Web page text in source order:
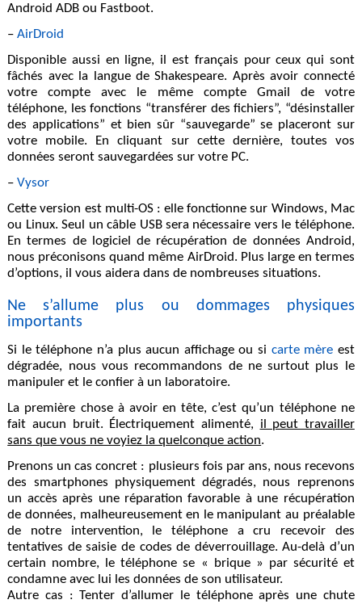
Android ADB ou Fastboot.
–AirDroid
Disponible aussi en ligne, il est français pour ceux qui sont
fâchés avec la langue de Shakespeare. Après avoir connecté
votre compte avec le même compte Gmail de votre
téléphone, les fonctions “transférer des fichiers”, “désinstaller
des applications” et bien sûr “sauvegarde” se placeront sur
votre mobile. En cliquant sur cette dernière, toutes vos
données seront sauvegardées sur votre PC.
–Vysor
Cette version est multi-OS : elle fonctionne sur Windows, Mac
ou Linux. Seul un câble USB sera nécessaire vers le téléphone.
En termes de logiciel de récupération de données Android,
nous préconisons quand même AirDroid. Plus large en termes
d’options, il vous aidera dans de nombreuses situations.
Ne s’allume plus ou dommages physiques
importants
Si le téléphone n’a plus aucun affichage ou si carte mère est
dégradée, nous vous recommandons de ne surtout plus le
manipuler et le confier à un laboratoire.
La première chose à avoir en tête, c’est qu’un téléphone ne
fait aucun bruit. Électriquement alimenté, il peut travailler
sans que vous ne voyiez la quelconque action.
Prenons un cas concret : plusieurs fois par ans, nous recevons
des smartphones physiquement dégradés, nous reprenons
un accès après une réparation favorable à une récupération
de données, malheureusement en le manipulant au préalable
de notre intervention, le téléphone a cru recevoir des
tentatives de saisie de codes de déverrouillage. Au-delà d’un
certain nombre, le téléphone se « brique » par sécurité et
condamne avec lui les données de son utilisateur.
Autre cas : Tenter d’allumer le téléphone après une chute